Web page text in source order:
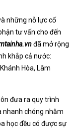
những nỗ lực cố
tư vấn cho đến
đã mở rộng
khắp cả nước:
Hòa, Lâm
đưa ra quy trình
nhanh chóng nhằm
học đều có được sự